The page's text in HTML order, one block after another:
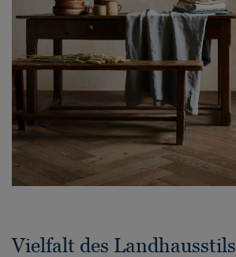
Vielfalt des Landhausstils